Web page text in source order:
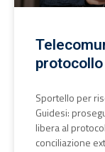
protocollo
Sportello per
Guidesi:
libera al
conciliazione